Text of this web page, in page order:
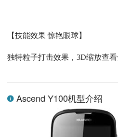
【技能效果 惊艳眼球】
独特粒子打击效果， 3D缩放查
Ascend Y100机型介绍